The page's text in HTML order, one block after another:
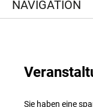
NAVIGATION
Sie haben eine